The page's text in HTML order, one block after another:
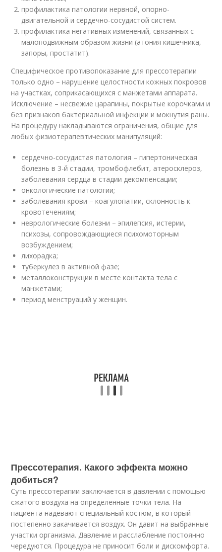
профилактика патологии нервной, опорно-
двигательной и сердечно-сосудистой систем.
профилактика негативных изменений, связанных с
малоподвижным образом жизни (атония кишечника,
запоры, простатит).
Специфическое противопоказание для прессотерапии
только одно – нарушение целостности кожных покровов
на участках, соприкасающихся с манжетами аппарата.
Исключение – несвежие царапины, покрытые корочками и
без признаков бактериальной инфекции и мокнутия раны.
На процедуру накладываются ограничения, общие для
любых физиотерапевтических манипуляций:
сердечно-сосудистая патология – гипертоническая
болезнь в 3-й стадии, тромбофлебит, атеросклероз,
заболевания сердца в стадии декомпенсации;
онкологические патологии;
заболевания крови – коагулопатии, склонность к
кровотечениям;
неврологические болезни – эпилепсия, истерии,
психозы, сопровождающиеся психомоторным
возбуждением;
лихорадка;
туберкулез в активной фазе;
металлоконструкции в месте контакта тела с
манжетами;
период менструаций у женщин.
Прессотерапия. Какого эффекта можно
добиться?
Суть прессотерапии заключается в давлении с помощью
сжатого воздуха на определенные точки тела. На
пациента надевают специальный костюм, в который
постепенно закачивается воздух. Он давит на выбранные
участки организма. Давление и расслабление постоянно
чередуются. Процедура не приносит боли и дискомфорта.